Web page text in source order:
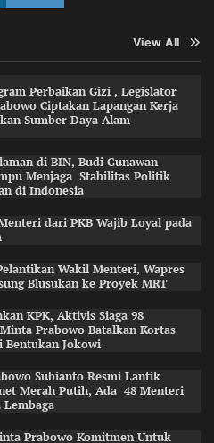
View All
Perbaikan Gizi , Legislator
Ciptakan Lapangan Kerja
Sumber Daya Alam
di BIN, Budi Gunawan
Menjaga Stabilitas Politik
di Indonesia
dari PKB Wajib Loyal pada
Wakil Menteri, Wapres
Blusukan ke Proyek MRT
KPK, Aktivis Siaga 98
Prabowo Batalkan Kortas
Jokowi
Subianto Resmi Lantik
Merah Putih, Ada 48 Menteri
Lembaga
Prabowo Komitmen Untuk